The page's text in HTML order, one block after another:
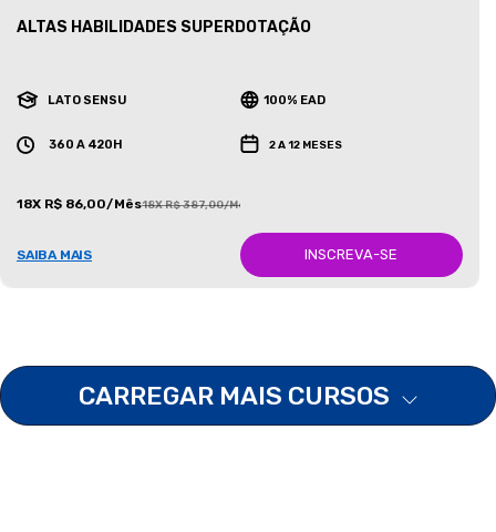
ALTAS HABILIDADES SUPERDOTAÇÃO
LATO SENSU 100% EAD
360 A 420H 2 A 12 MESES
18X R$ 86,00/Mês18X R$ 387,00/Mês
SAIBA MAIS INSCREVA-SE
CARREGAR MAIS CURSOS